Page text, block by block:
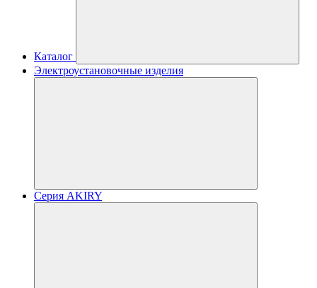
Каталог
Электроустановочные изделия
Серия AKIRY